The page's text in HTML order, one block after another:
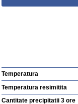
Temperatura
Temperatura resimitita
Cantitate precipitatii 3 ore